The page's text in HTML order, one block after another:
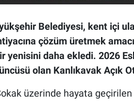
Belediyesi, kent içi
çözüm üretmek
yenisini daha ekledi. 2026
olan Kanlıkavak Açık
üzerinde hayata